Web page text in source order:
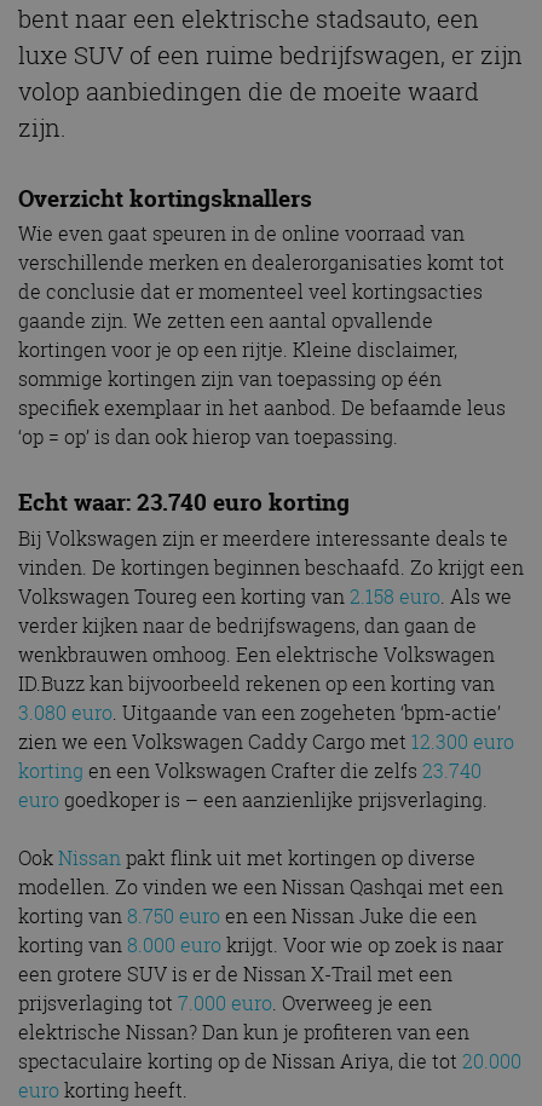
bent naar een elektrische stadsauto, een
luxe SUV of een ruime bedrijfswagen, er zijn
volop aanbiedingen die de moeite waard
zijn.
Overzicht kortingsknallers
Wie even gaat speuren in de online voorraad van
verschillende merken en dealerorganisaties komt tot
de conclusie dat er momenteel veel kortingsacties
gaande zijn. We zetten een aantal opvallende
kortingen voor je op een rijtje. Kleine disclaimer,
sommige kortingen zijn van toepassing op één
specifiek exemplaar in het aanbod. De befaamde leus
‘op = op’ is dan ook hierop van toepassing.
Echt waar: 23.740 euro korting
Bij Volkswagen zijn er meerdere interessante deals te
vinden. De kortingen beginnen beschaafd. Zo krijgt een
Volkswagen Toureg een korting van2.158 euro. Als we
verder kijken naar de bedrijfswagens, dan gaan de
wenkbrauwen omhoog. Een elektrische Volkswagen
ID.Buzz kan bijvoorbeeld rekenen op een korting van
3.080 euro. Uitgaande van een zogeheten ‘bpm-actie’
zien we een Volkswagen Caddy Cargo met 12.300 euro
korting en een Volkswagen Crafter die zelfs 23.740
euro goedkoper is – een aanzienlijke prijsverlaging.
OokNissanpakt flink uit met kortingen op diverse
modellen. Zo vinden we een Nissan Qashqai met een
korting van8.750 euroen een Nissan Juke die een
korting van8.000 eurokrijgt. Voor wie op zoek is naar
een grotere SUV is er de Nissan X-Trail met een
prijsverlaging tot 7.000 euro. Overweeg je een
elektrische Nissan? Dan kun je profiteren van een
spectaculaire korting op de Nissan Ariya, die tot 20.000
eurokorting heeft.